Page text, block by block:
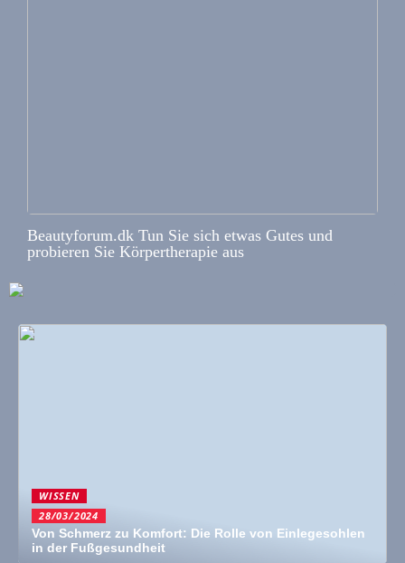
Beautyforum.dk Tun Sie sich etwas Gutes und
probieren Sie Körpertherapie aus
WISSEN
28/03/2024
Von Schmerz zu Komfort: Die Rolle von Einlegesohlen
in der Fußgesundheit